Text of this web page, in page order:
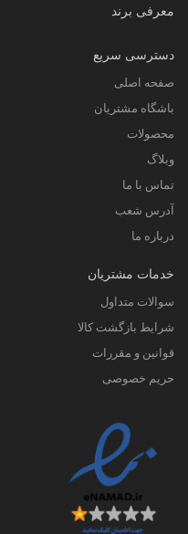
معرفی برند
دسترسی سریع
صفحه اصلی
باشگاه مشتریان
محصولات
وبلاگ
تماس با ما
آدرس شعب
درباره ما
خدمات مشتریان
سوالات متداول
شرایط بازگشت کالا
قوانین و مقررات
حریم خصوصی